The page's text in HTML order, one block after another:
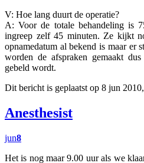
V: Hoe lang duurt de operatie?
A: Voor de totale behandeling is
ingreep zelf 45 minuten. Ze kijkt
opnamedatum al bekend is maar er
worden de afspraken gemaakt
gebeld wordt.
Dit bericht is geplaatst op 8 jun
Anesthesist
jun8
Het is nog maar 9.00 uur als we